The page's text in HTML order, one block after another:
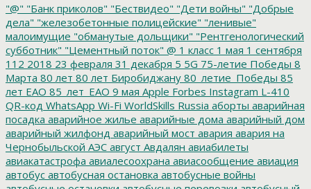
"@" "Банк приколов" "Бествидео" "Дети войны" "Добрые
дела" "железобетонные полицейские" "ленивые"
малоимущие "обманутые дольщики" "Рентгенологический
субботник" "Цементный поток" @ 1 класс 1 мая 1 сентября
112 2018 23 февраля 31 декабря 5 5G 75-летие Победы 8
Марта 80 лет 80 лет Биробиджану 80_летие_Победы 85
лет ЕАО 85_лет_ЕАО 9 мая Apple Forbes Instagram L-410
QR-код WhatsApp Wi-Fi WorldSkills Russia аборты аварийная
посадка аварийное жилье аварийные дома аварийный дом
аварийный жилфонд аварийный мост авария авария на
Чернобыльской АЭС август Авдалян авиабилеты
авиакатастрофа авиалесоохрана авиасообщение авиация
автобус автобусная остановка автобусные войны